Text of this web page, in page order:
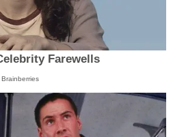
Farewells
Brainberries